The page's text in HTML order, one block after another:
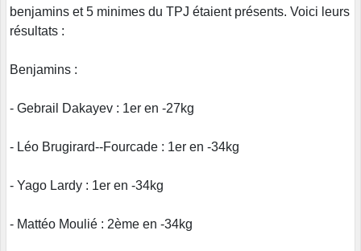
benjamins et 5 minimes du TPJ étaient présents. Voici leurs
résultats :
Benjamins :
- Gebrail Dakayev : 1er en -27kg
- Léo Brugirard--Fourcade : 1er en -34kg
- Yago Lardy : 1er en -34kg
- Mattéo Moulié : 2ème en -34kg